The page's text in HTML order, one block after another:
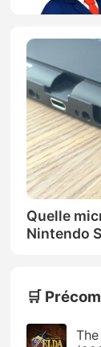
Quelle
Nintendo
🛒